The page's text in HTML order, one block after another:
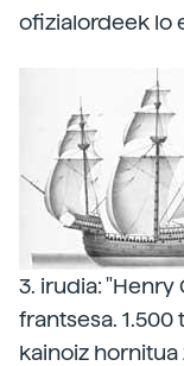
ofizialordeek lo
3. irudia: "Henry
frantsesa. 1.500
kainoiz hornitua